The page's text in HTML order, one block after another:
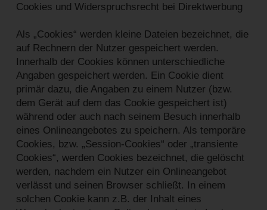
Cookies und Widerspruchsrecht bei Direktwerbung
Als „Cookies“ werden kleine Dateien bezeichnet, die
auf Rechnern der Nutzer gespeichert werden.
Innerhalb der Cookies können unterschiedliche
Angaben gespeichert werden. Ein Cookie dient
primär dazu, die Angaben zu einem Nutzer (bzw.
dem Gerät auf dem das Cookie gespeichert ist)
während oder auch nach seinem Besuch innerhalb
eines Onlineangebotes zu speichern. Als temporäre
Cookies, bzw. „Session-Cookies“ oder „transiente
Cookies“, werden Cookies bezeichnet, die gelöscht
werden, nachdem ein Nutzer ein Onlineangebot
verlässt und seinen Browser schließt. In einem
solchen Cookie kann z.B. der Inhalt eines